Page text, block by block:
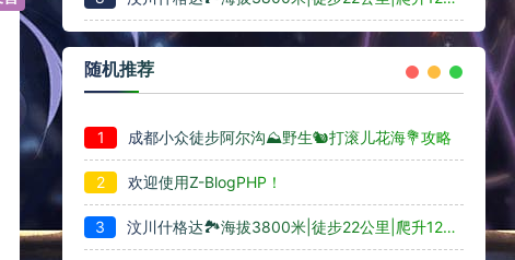
随机推荐
1 成都小众徒步阿尔沟⛰️野生🐿️打滚儿花海💐攻略
2 欢迎使用Z-BlogPHP！
3 汶川什格达🏞️海拔3800米|徒步22公里|爬升1280米